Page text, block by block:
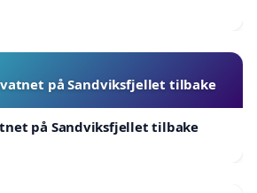
på Sandviksfjellet tilbake
på Sandviksfjellet tilbake